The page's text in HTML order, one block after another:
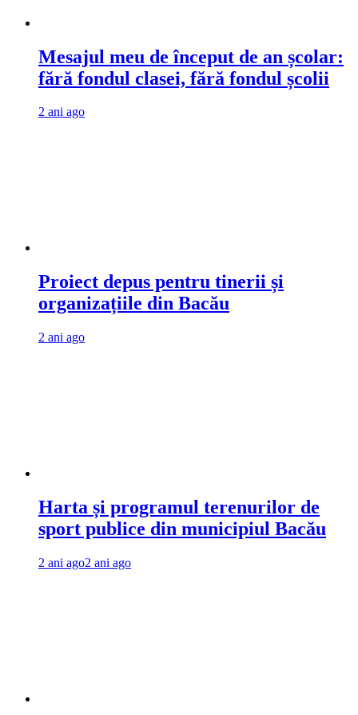
Mesajul meu de început de an școlar:
fără fondul clasei, fără fondul școlii
2 ani ago
Proiect depus pentru tinerii și
organizațiile din Bacău
2 ani ago
Harta și programul terenurilor de
sport publice din municipiul Bacău
2 ani ago2 ani ago